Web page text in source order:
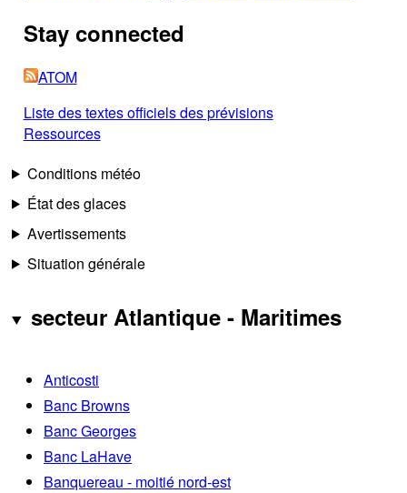
Stay connected
ATOM
Liste des textes officiels des prévisions
Ressources
Conditions météo
État des glaces
Avertissements
Situation générale
secteur Atlantique - Maritimes
Anticosti
Banc Browns
Banc Georges
Banc LaHave
Banquereau - moitié nord-est